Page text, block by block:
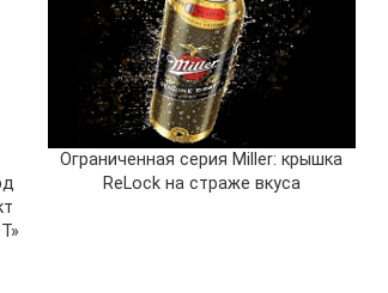
Ограниченная серия Miller: крышка
ReLock на страже вкуса